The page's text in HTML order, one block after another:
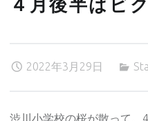
４月後半はビ
2022年3月29日
渋川小学校の桜が散って、